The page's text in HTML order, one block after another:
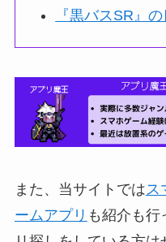
『黒バスSR』
また、当サイトではス
ームアプリ も紹介も